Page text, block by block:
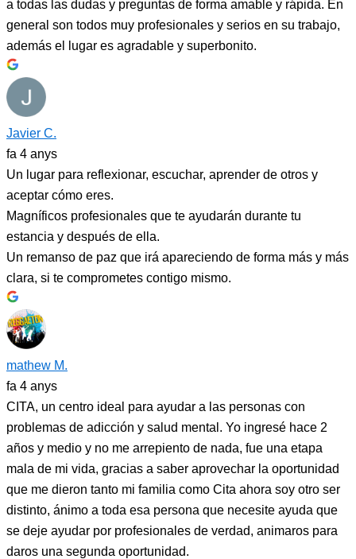
a todas las dudas y preguntas de forma amable y rápida. En
general son todos muy profesionales y serios en su trabajo,
además el lugar es agradable y superbonito.
Javier C.
fa 4 anys
Un lugar para reflexionar, escuchar, aprender de otros y
aceptar cómo eres.
Magníficos profesionales que te ayudarán durante tu
estancia y después de ella.
Un remanso de paz que irá apareciendo de forma más y más
clara, si te comprometes contigo mismo.
mathew M.
fa 4 anys
CITA, un centro ideal para ayudar a las personas con
problemas de adicción y salud mental. Yo ingresé hace 2
años y medio y no me arrepiento de nada, fue una etapa
mala de mi vida, gracias a saber aprovechar la oportunidad
que me dieron tanto mi familia como Cita ahora soy otro ser
distinto, ánimo a toda esa persona que necesite ayuda que
se deje ayudar por profesionales de verdad, animaros para
daros una segunda oportunidad.